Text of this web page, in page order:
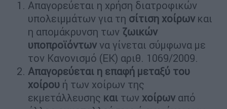
Απαγορεύεται η χρήση διατροφικών
υπολειμμάτων για τη σίτιση χοίρων και
η απομάκρυνση των ζωικών
υποπροϊόντων να γίνεται σύμφωνα με
τον Κανονισμό (ΕΚ) αριθ. 1069/2009.
Απαγορεύεται η επαφή μεταξύ του
χοίρου ή των χοίρων της
εκμετάλλευσης και των χοίρων από